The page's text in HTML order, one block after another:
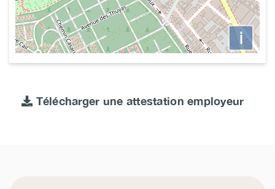
i
Télécharger une attestation employeur